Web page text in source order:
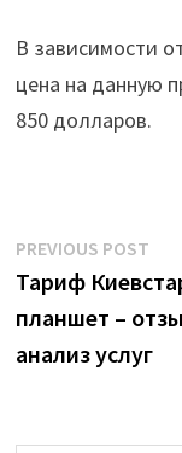
В зависимости
цена на данную
850 долларов.
Post
navigation
PREVIOUS POST
Тариф
планшет –
анализ услуг